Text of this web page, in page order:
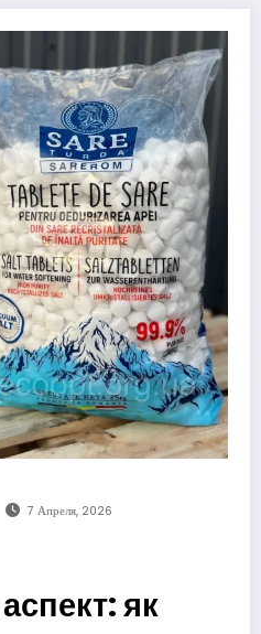
7 Апреля, 2026
як